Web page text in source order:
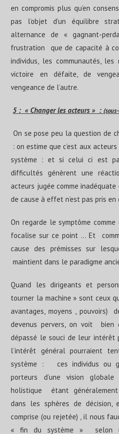
en compromis plus qu’en
pas l’objet d’un équilibre
alternance de « gagnant-
frustration que de capacité à
individus, les communautés,
victoire en défaite, de
vengeance de l’autre.
5 : « Changer les acteurs » :
On se pose peu la question de
: on estime que c’est aux
système : et si celui ci est
difficultés génèrent une
acteurs jugée comme
de cause à effet n’est pas pris en
On regarde le symptôme
focalise sur ce point … Et
cause des prémisses sur
maintient dans le paradigme
Quand les dirigeants et
tourner la machine » sont ceux
avantages, moyens , pouvoirs)
devenus pervers, on voit bien
dépassé le souci de leur intérêt
l’intérêt général pourraient
système : ces individus ou
porteurs d’une vision
holistique étant généralement
dans les sphères de
comprise (ou rejetée) , il nous
« fin du système » selon